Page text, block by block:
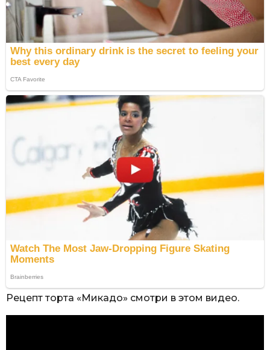
Рецепт торта «Микадо» смотри в этом видео.